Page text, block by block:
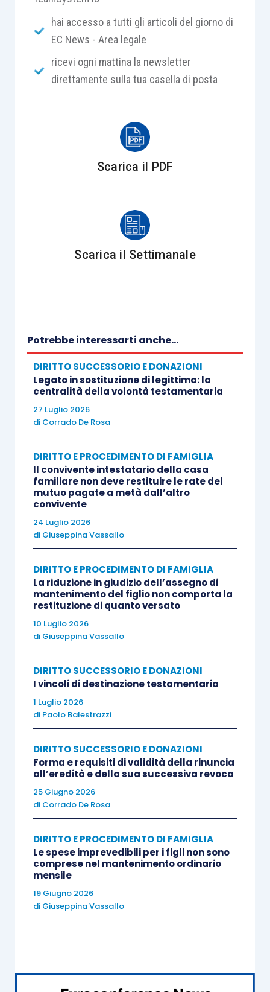
La predisposizione della memoria difensiva:
domande riconvenzionali l’onere di contestazione
La fase presidenziale: l’eventuale istruttoria
La fase di reclamo avverso l’ordinanza
presidenziale: tecniche di redazione dell’atto
II incontro
LA FASE ISTRUTTORIA NEI GIUDIZI DI
SEPARAZIONE E DIVORZIO: GESTIONE DEGLI
ATTI, PROVE ATIPICHE E PROVE ILLECITE
LE IMPUGNAZIONI
tecniche difensive
La memoria integrativa del ricorrente
La comparsa di costituzione del resistente: oneri
e preclusioni
presidenziali
Presentazione delle memorie ex art. 183 6° co.
c.p.c.: impostazione, termini e decadenze
Assunzione delle prove per testimoni: tecniche
e poteri del Giudice
Consulenza tecnica e indagini a mezzo della
Polizia Tributaria
Prove documentali acquisibili in giudizio: in
particolare la corrispondenza bancaria
le immagini fotografiche
hai accesso a tutti gli articoli del giorno di
EC News - Area legale
ricevi ogni mattina la newsletter
direttamente sulla tua casella di posta
Scarica il PDF
Scarica il Settimanale
Potrebbe interessarti anche...
DIRITTO SUCCESSORIO E DONAZIONI
Legato in sostituzione di legittima: la
centralità della volontà testamentaria
27 Luglio 2026
di Corrado De Rosa
DIRITTO E PROCEDIMENTO DI FAMIGLIA
Il convivente intestatario della casa
familiare non deve restituire le rate del
mutuo pagate a metà dall’altro
convivente
24 Luglio 2026
di Giuseppina Vassallo
DIRITTO E PROCEDIMENTO DI FAMIGLIA
La riduzione in giudizio dell’assegno di
mantenimento del figlio non comporta la
restituzione di quanto versato
10 Luglio 2026
di Giuseppina Vassallo
DIRITTO SUCCESSORIO E DONAZIONI
I vincoli di destinazione testamentaria
1 Luglio 2026
di Paolo Balestrazzi
DIRITTO SUCCESSORIO E DONAZIONI
Forma e requisiti di validità della rinuncia
all’eredità e della sua successiva revoca
25 Giugno 2026
di Corrado De Rosa
DIRITTO E PROCEDIMENTO DI FAMIGLIA
Le spese imprevedibili per i figli non sono
comprese nel mantenimento ordinario
mensile
19 Giugno 2026
di Giuseppina Vassallo